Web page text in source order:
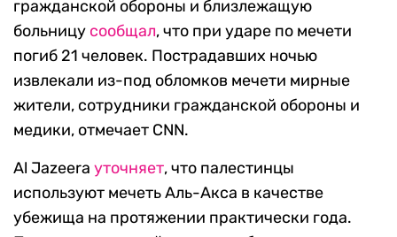
гражданской обороны и близлежащую
больницу сообщал, что при ударе по мечети
погиб 21 человек. Пострадавших ночью
извлекали из-под обломков мечети мирные
жители, сотрудники гражданской обороны и
медики, отмечает CNN.
Al Jazeera уточняет, что палестинцы
используют мечеть Аль-Акса в качестве
убежища на протяжении практически года.